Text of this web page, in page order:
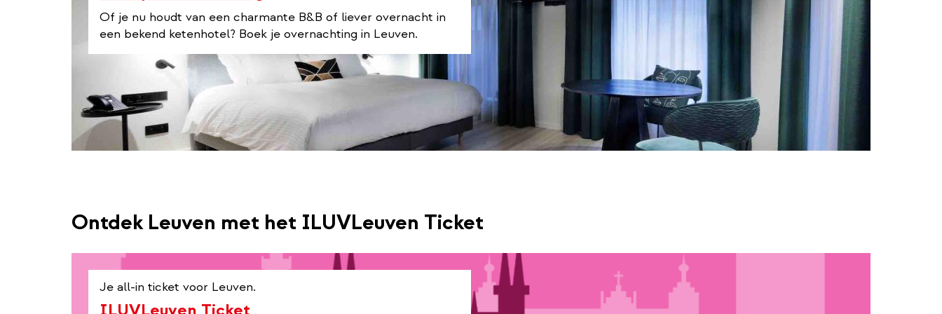
Of je nu houdt van een charmante B&B of liever overnacht in
een bekend ketenhotel? Boek je overnachting in Leuven.
Ontdek Leuven met het ILUVLeuven Ticket
Je all-in ticket voor Leuven.